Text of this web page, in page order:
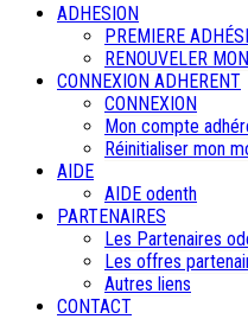
ADHESION
PREMIERE
RENOUVELER
CONNEXION ADHERENT
CONNEXION
Mon compte
Réinitialiser mon
AIDE
AIDE odenth
PARTENAIRES
Les Partenaires
Les offres
Autres liens
CONTACT